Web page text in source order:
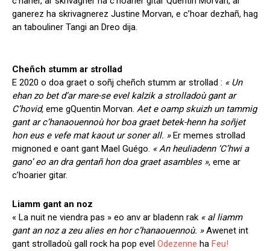
ganerez ha skrivagnerez Justine Morvan, e c’hoar dezhañ, hag
an tabouliner Tangi an Dreo dija.
Cheñch stumm ar strollad
E 2020 o doa graet o soñj cheñch stumm ar strollad : « Un
ehan zo bet d’ar mare-se evel kalzik a strolladoù gant ar
C’hovid, eme gQuentin Morvan. Aet e oamp skuizh un tammig
gant ar c’hanaouennoù hor boa graet betek-henn ha soñjet
hon eus e vefe mat kaout ur soner all. »Er memes strollad
mignoned e oant gant Mael Guégo. « An heuliadenn ‘C’hwi a
gano’ eo an dra gentañ hon doa graet asambles », eme ar
c’hoarier gitar.
Liamm gant an noz
« La nuit ne viendra pas » eo anv ar bladenn rak « al liamm
gant an noz a zeu alies en hor c’hanaouennoù. »Awenet int
gant strolladoù gall rock ha pop evel Odezenne ha Feu!